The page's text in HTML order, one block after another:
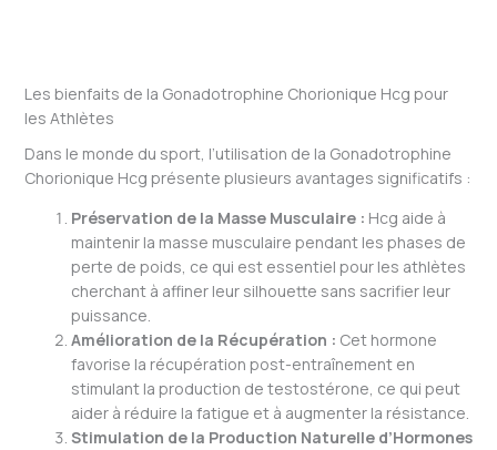
Les bienfaits de la Gonadotrophine Chorionique Hcg pour
les Athlètes
Dans le monde du sport, l’utilisation de la Gonadotrophine
Chorionique Hcg présente plusieurs avantages significatifs :
Préservation de la Masse Musculaire : Hcg aide à
maintenir la masse musculaire pendant les phases de
perte de poids, ce qui est essentiel pour les athlètes
cherchant à affiner leur silhouette sans sacrifier leur
puissance.
Amélioration de la Récupération : Cet hormone
favorise la récupération post-entraînement en
stimulant la production de testostérone, ce qui peut
aider à réduire la fatigue et à augmenter la résistance.
Stimulation de la Production Naturelle d’Hormones